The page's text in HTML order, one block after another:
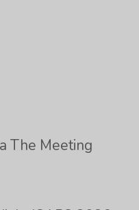
The Meeting